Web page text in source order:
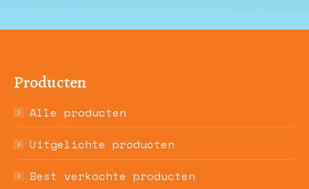
Producten
Alle producten
Uitgelichte producten
Best verkochte producten